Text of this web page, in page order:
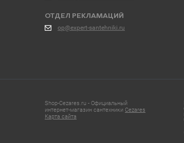
ОТДЕЛ РЕКЛАМАЦИЙ
op@expert-santehniki.ru
Shop-Cezares.ru - Официальный
интернет-магазин сантехники Cezares
Карта сайта